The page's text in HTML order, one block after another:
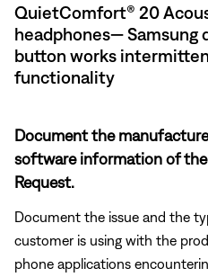
QuietComfort® 20
headphones— Samsung
button works
functionality
Document the
software information of
Request.
Document the issue and the
customer is using with the
phone applications